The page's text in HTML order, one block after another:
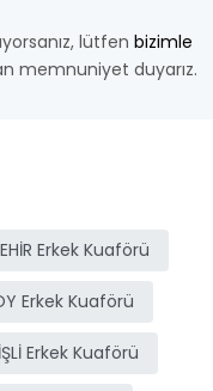
lütfen bizimle
memnuniyet duyarız.
Erkek Kuaförü
Erkek Kuaförü
Erkek Kuaförü